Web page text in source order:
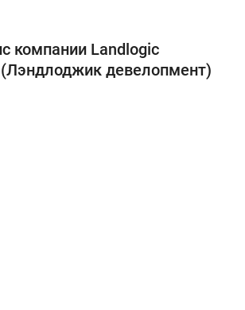
компании Landlogic
девелопмент)